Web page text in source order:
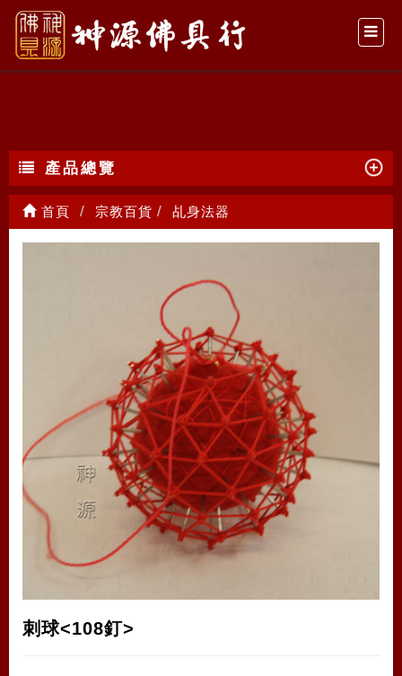
乩身法器
產品總覽
首頁 宗教百貨 乩身法器
刺球<108釘>